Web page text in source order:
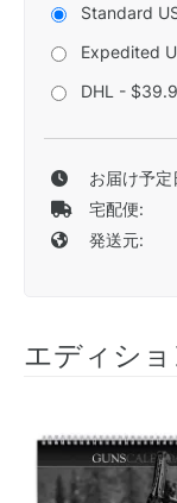
Standard
Expedited
DHL -
お届け予定
宅配便:
発送元:
エディショ